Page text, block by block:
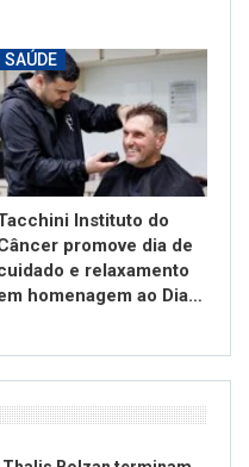
SAÚDE
Instituto do
promove dia de
e relaxamento
homenagem ao Dia…